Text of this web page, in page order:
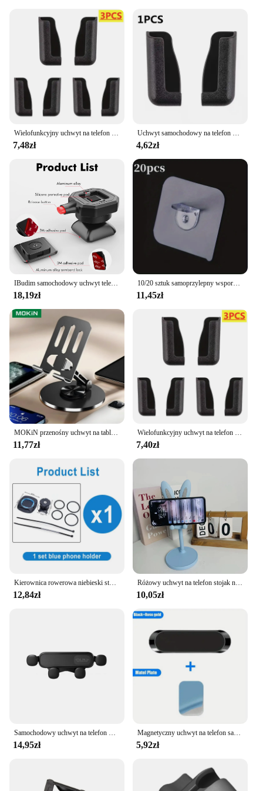
With its superior quality and functionality, it's a
product that wholesalers, vendors, and suppliers can
proudly offer for sale.
7,48zł 4,62zł
18,19zł
10/20 sztuk samoprzylepny wspornik półki nieperforowana szafa mocna warstwa przegrody stały hak do pasty akcesoria kuchenne do domu
11,45zł
MOKiN przenośny uchwyt na tablet do iPhone'a iPad regulowany składany leniwy pulpit na żywo stojak na telefon komórkowy obsługa 360° ° Obrotowy
11,77zł
Wielofunkcyjny uchwyt na telefon komórkowy Uchwyt samochodowy Stojak samoprzylepny Uchwyt na deskę rozdzielczą Obsługa telefonu komórkowego w akcesoriach do wnętrza samochodu
7,40zł
Kierownica rowerowa niebieski stojak na telefon motocykl motor uchwyt na telefon MTB blokada bezpieczeństwa regulowane podparcie wspornik uchwyt rowerowy
12,84zł
Różowy uchwyt na telefon stojak na telefon komórkowy do iPhone'a 13 14 Samsung Smartphone regulowany piękny królik Cartoon Table
10,05zł
Samochodowy uchwyt na telefon Grawitacyjny samochodowy uchwyt na telefon komórkowy do iPhone'a 16 15 14 13 Samsung Xiaomi Air Vent Mount Uniwersalny samochodowy stojak na telefon
14,95zł
Magnetyczny uchwyt na telefon samochodowy uniwersalny uchwyt samochodowy do uchwytu na telefon komórkowy GPS wspornik samochodowy dla iPhone Huawei Samsung Xiaomi
5,92zł